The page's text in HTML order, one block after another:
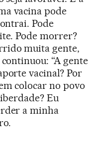
vacina pode
Pode
Pode morrer?
muita gente,
“A gente
vacinal? Por
colocar no povo
Eu
a minha